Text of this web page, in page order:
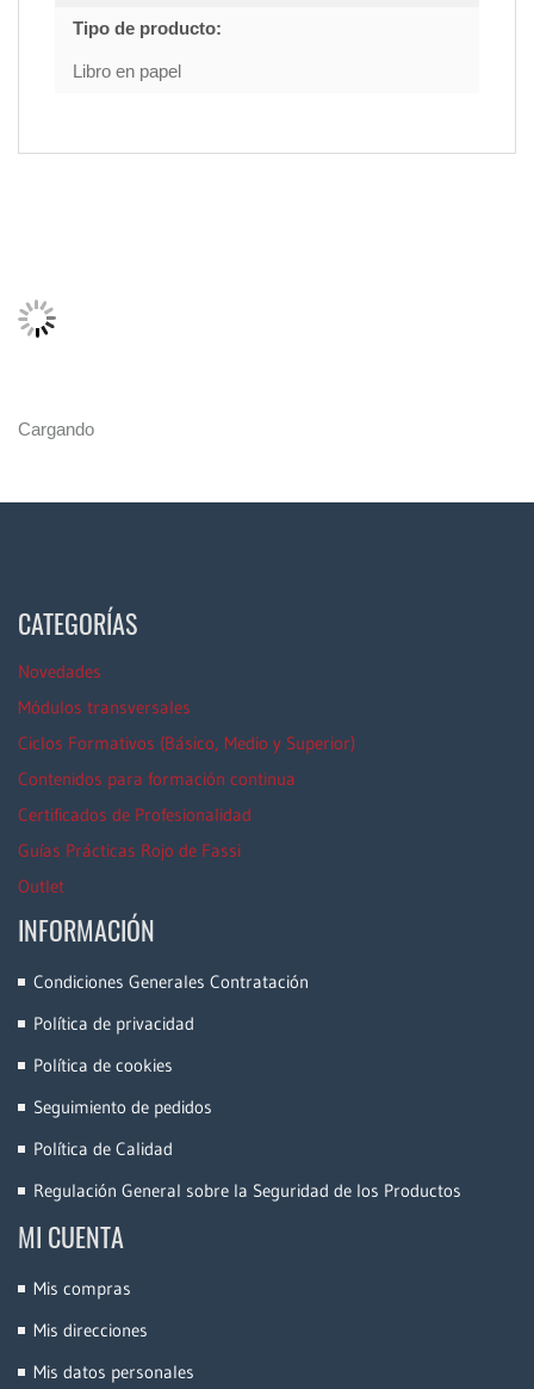
Tipo de producto:
Libro en papel
Cargando
CATEGORÍAS
Novedades
Módulos transversales
Ciclos Formativos (Básico, Medio y Superior)
Contenidos para formación continua
Certificados de Profesionalidad
Guías Prácticas Rojo de Fassi
Outlet
INFORMACIÓN
Condiciones Generales Contratación
Política de privacidad
Política de cookies
Seguimiento de pedidos
Política de Calidad
Regulación General sobre la Seguridad de los Productos
MI CUENTA
Mis compras
Mis direcciones
Mis datos personales